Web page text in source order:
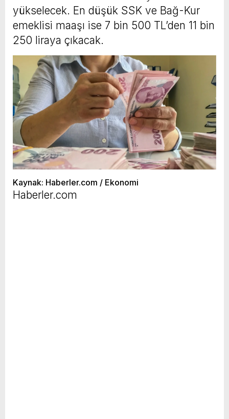
yükselecek. En düşük SSK ve Bağ-Kur
emeklisi maaşı ise 7 bin 500 TL’den 11 bin
250 liraya çıkacak.
Kaynak: Haberler.com / Ekonomi
Haberler.com